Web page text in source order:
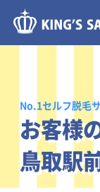
No.1セルフ脱毛
お客様
鳥取駅